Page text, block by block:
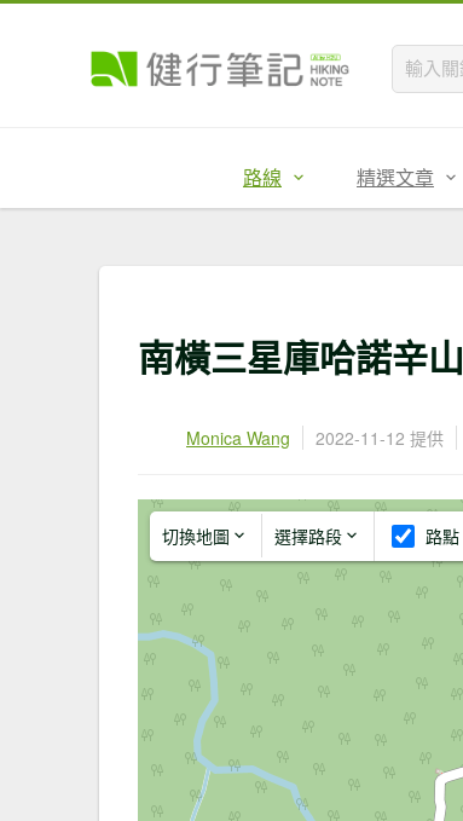
路線 精選文章
南橫三星庫哈諾辛山
Monica Wang 2022-11-12 提供
切換地圖 選擇路段 路點